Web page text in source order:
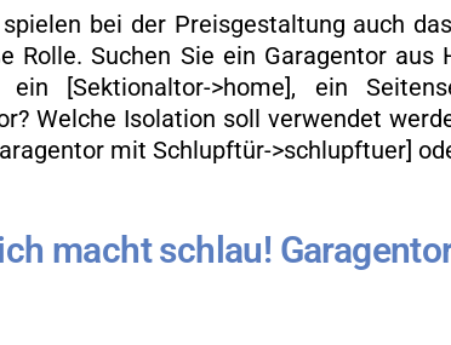
bei der Preis­ge­stal­tung auch
Rolle. Su­chen Sie ein Ga­ra­gen­tor
ein [Sek­tio­nal­tor->home], ein
Wel­che Iso­la­ti­on soll ver­wen­det
mit Schlupf­tür->schlupf­tu­er]
macht schlau!